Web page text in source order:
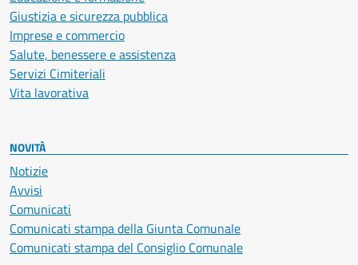
Giustizia e sicurezza pubblica
Imprese e commercio
Salute, benessere e assistenza
Servizi Cimiteriali
Vita lavorativa
NOVITÀ
Notizie
Avvisi
Comunicati
Comunicati stampa della Giunta Comunale
Comunicati stampa del Consiglio Comunale